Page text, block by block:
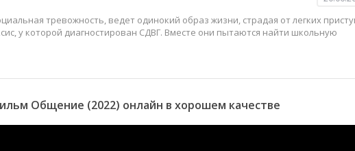
тревожность, ведет одинокий образ жизни, страдая от легких
у которой диагностирован СДВГ. Вместе они пытаются найти школьную
Общение (2022) онлайн в хорошем качестве